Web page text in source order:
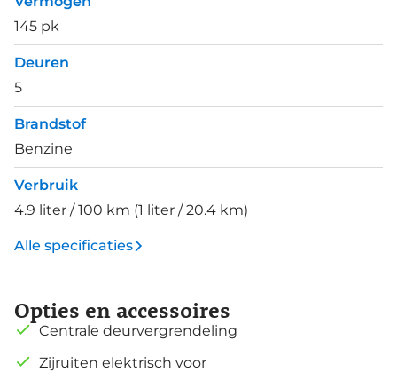
145 pk
Deuren
5
Brandstof
Benzine
Verbruik
4.9 liter / 100 km (1 liter / 20.4 km)
Alle specificaties
Opties en accessoires
Centrale deurvergrendeling
Zijruiten elektrisch voor